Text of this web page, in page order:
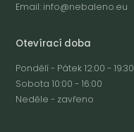
Email: info@nebaleno.eu
Otevírací doba
Pondělí - Pátek 12:00 - 19:30
Sobota 10:00 - 16:00
Neděle - zavřeno